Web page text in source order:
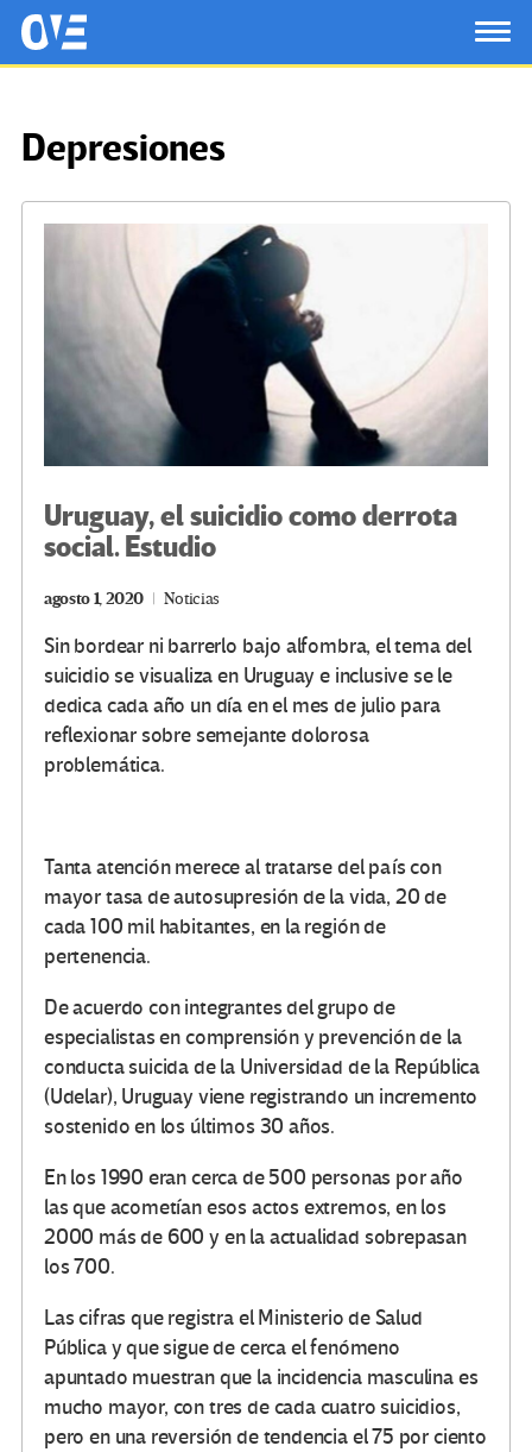
Saltar al contenido principal
OtrasVocesenEducacion.org
Depresiones
Uruguay, el suicidio como derrota
social. Estudio
agosto 1, 2020 Noticias
Sin bordear ni barrerlo bajo alfombra, el tema del
suicidio se visualiza en Uruguay e inclusive se le
dedica cada año un día en el mes de julio para
reflexionar sobre semejante dolorosa
problemática.
Tanta atención merece al tratarse del país con
mayor tasa de autosupresión de la vida, 20 de
cada 100 mil habitantes, en la región de
pertenencia.
De acuerdo con integrantes del grupo de
especialistas en comprensión y prevención de la
conducta suicida de la Universidad de la República
(Udelar), Uruguay viene registrando un incremento
sostenido en los últimos 30 años.
En los 1990 eran cerca de 500 personas por año
las que acometían esos actos extremos, en los
2000 más de 600 y en la actualidad sobrepasan
los 700.
Las cifras que registra el Ministerio de Salud
Pública y que sigue de cerca el fenómeno
apuntado muestran que la incidencia masculina es
mucho mayor, con tres de cada cuatro suicidios,
pero en una reversión de tendencia el 75 por ciento